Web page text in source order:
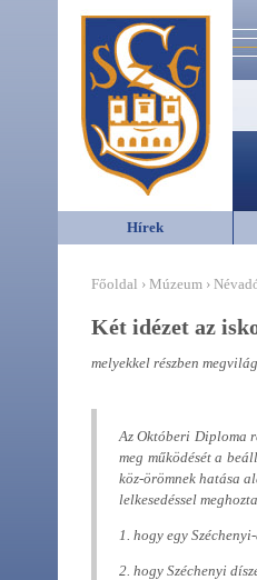
Hírek
Főoldal › Múzeum ›
Két idézet az
melyekkel részben
Az Októberi Diploma
meg működését a
köz-örömnek hatása
lelkesedéssel
1. hogy egy
2. hogy Széchenyi